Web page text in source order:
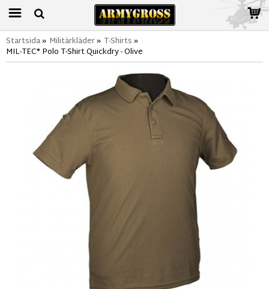
Startsida» Militärkläder» T-Shirts»
MIL-TEC® Polo T-Shirt Quickdry - Olive